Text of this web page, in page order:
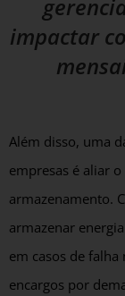
impactar
Além disso, uma
empresas é aliar
armazenamento.
armazenar
em casos de
encargos por